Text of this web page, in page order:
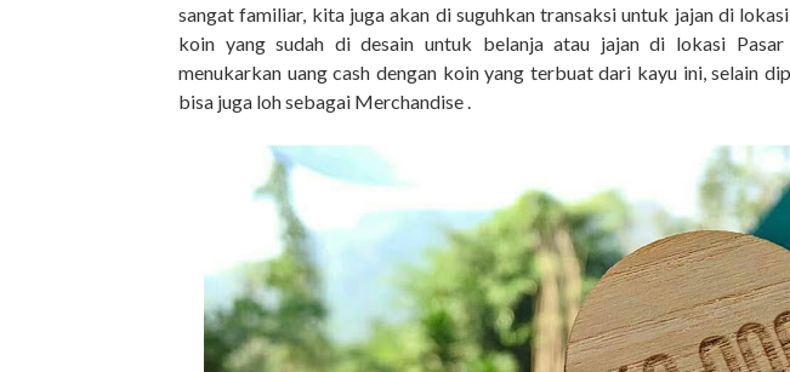
sangat familiar, kita juga akan di suguhkan transaksi untuk jajan di
koin yang sudah di desain untuk belanja atau jajan di lokasi
menukarkan uang cash dengan koin yang terbuat dari kayu ini, selain
bisa juga loh sebagai Merchandise .